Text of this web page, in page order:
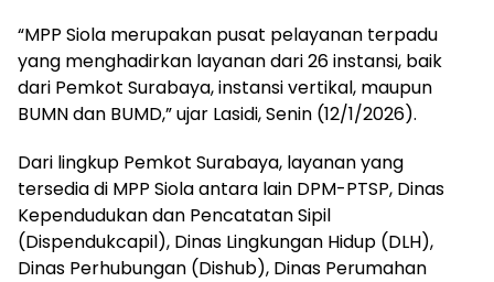
“MPP Siola merupakan pusat pelayanan terpadu
yang menghadirkan layanan dari 26 instansi, baik
dari Pemkot Surabaya, instansi vertikal, maupun
BUMN dan BUMD,” ujar Lasidi, Senin (12/1/2026).
Dari lingkup Pemkot Surabaya, layanan yang
tersedia di MPP Siola antara lain DPM-PTSP, Dinas
Kependudukan dan Pencatatan Sipil
(Dispendukcapil), Dinas Lingkungan Hidup (DLH),
Dinas Perhubungan (Dishub), Dinas Perumahan